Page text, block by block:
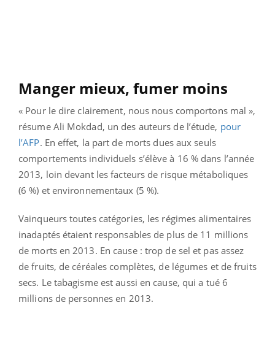
Manger mieux, fumer moins
« Pour le dire clairement, nous nous comportons mal »,
résume Ali Mokdad, un des auteurs de l’étude, pour
l’AFP. En effet, la part de morts dues aux seuls
comportements individuels s’élève à 16 % dans l’année
2013, loin devant les facteurs de risque métaboliques
(6 %) et environnementaux (5 %).
Vainqueurs toutes catégories, les régimes alimentaires
inadaptés étaient responsables de plus de 11 millions
de morts en 2013. En cause : trop de sel et pas assez
de fruits, de céréales complètes, de légumes et de fruits
secs. Le tabagisme est aussi en cause, qui a tué 6
millions de personnes en 2013.